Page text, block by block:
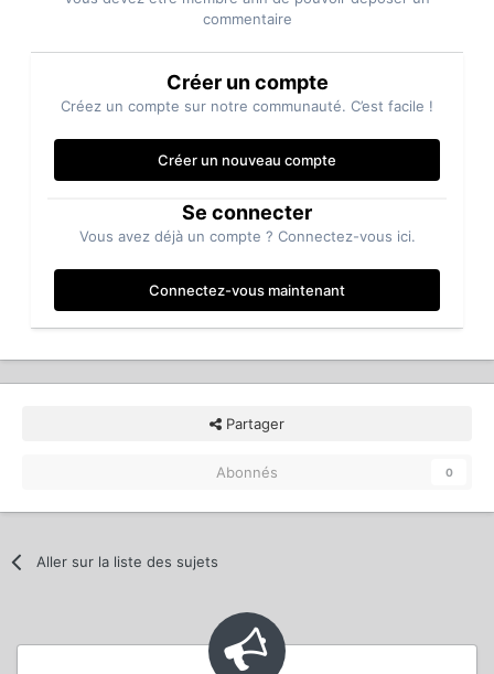
commentaire
Créer un compte
Créez un compte sur notre communauté. C’est facile !
Créer un nouveau compte
Se connecter
Vous avez déjà un compte ? Connectez-vous ici.
Connectez-vous maintenant
Partager
Abonnés 0
Aller sur la liste des sujets